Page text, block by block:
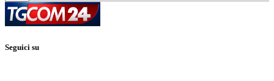
Seguici su